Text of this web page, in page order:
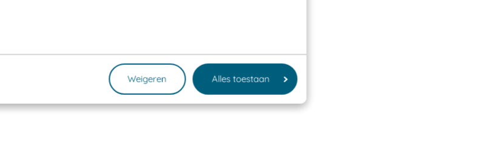
Weigeren Alles toestaan